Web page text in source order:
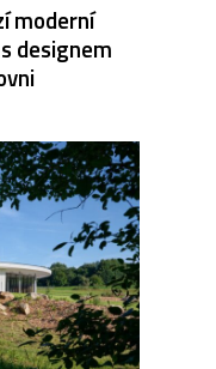
moderní
designem